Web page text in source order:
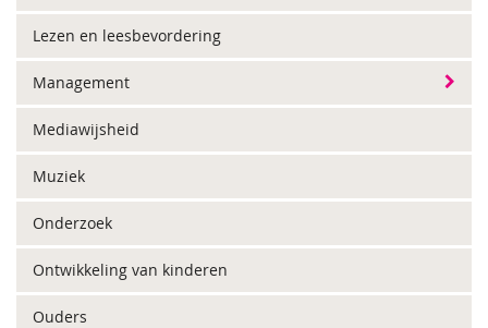
Lezen en leesbevordering
Management
Mediawijsheid
Muziek
Onderzoek
Ontwikkeling van kinderen
Ouders